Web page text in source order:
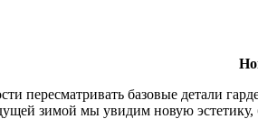
пересматривать базовые детали
зимой мы увидим новую эстетику,